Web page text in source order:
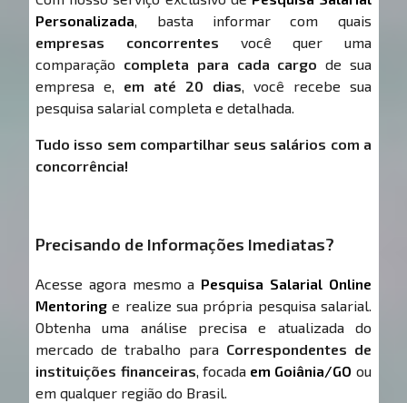
Personalizada, basta informar com quais
empresas concorrentes você quer uma
comparação completa para cada cargo de sua
empresa e, em até 20 dias, você recebe sua
pesquisa salarial completa e detalhada.
Tudo isso sem compartilhar seus salários com a
concorrência!
Precisando de Informações Imediatas?
Acesse agora mesmo a Pesquisa Salarial Online
Mentoring e realize sua própria pesquisa salarial.
Obtenha uma análise precisa e atualizada do
mercado de trabalho para Correspondentes de
instituições financeiras, focada em Goiânia/GO ou
em qualquer região do Brasil.